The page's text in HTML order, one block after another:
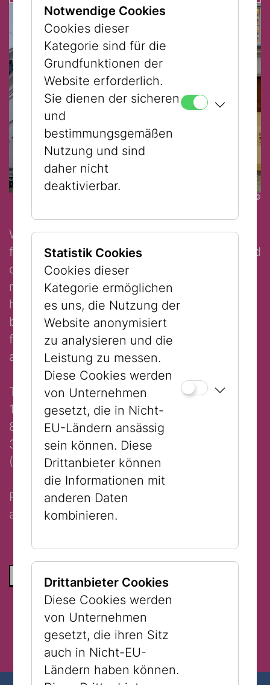
©
We are delighted to offer tours in English
featuring an overview of our exhibitions and
collections at our two locations. Within a
mere sixty minutes, you will experience a
high dose of Viennese Jewish history and
become acquainted with the most
fascinating aspects of this vibrant heritage
at the oldest Jewish museum in the world.
Times and Locations:
11:00 am: Museum Judenplatz (Judenplatz
8, 1010 Vienna)
3:00 pm: Jewish Museum Vienna
(Dorotheergasse 11, 1010 Vienna)
Participation with guided tour ticket € 3,-
and valid admission ticket.
ZURÜCK ZUR LISTE
Notwendige Cookies
Cookies dieser
Kategorie sind für die
Grundfunktionen der
Website erforderlich.
Sie dienen der sicheren
und
bestimmungsgemäßen
Nutzung und sind
daher nicht
deaktivierbar.
Statistik Cookies
Cookies dieser
Kategorie ermöglichen
es uns, die Nutzung der
Website anonymisiert
zu analysieren und die
Leistung zu messen.
Diese Cookies werden
von Unternehmen
gesetzt, die in Nicht-
EU-Ländern ansässig
sein können. Diese
Drittanbieter können
die Informationen mit
anderen Daten
kombinieren.
Drittanbieter Cookies
Diese Cookies werden
von Unternehmen
gesetzt, die ihren Sitz
auch in Nicht-EU-
Ländern haben können.